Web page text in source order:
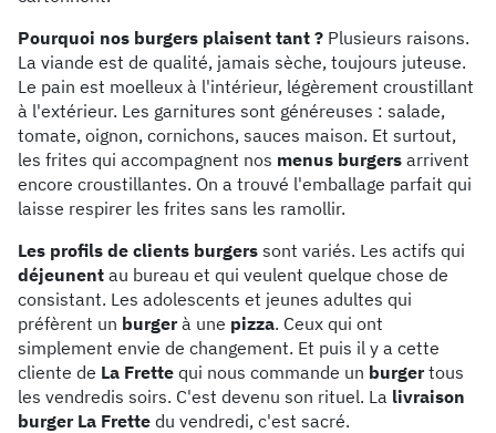
Pourquoi nos burgers plaisent tant ? Plusieurs raisons.
La viande est de qualité, jamais sèche, toujours juteuse.
Le pain est moelleux à l'intérieur, légèrement croustillant
à l'extérieur. Les garnitures sont généreuses : salade,
tomate, oignon, cornichons, sauces maison. Et surtout,
les frites qui accompagnent nos menus burgers arrivent
encore croustillantes. On a trouvé l'emballage parfait qui
laisse respirer les frites sans les ramollir.
Les profils de clients burgers sont variés. Les actifs qui
déjeunent au bureau et qui veulent quelque chose de
consistant. Les adolescents et jeunes adultes qui
préfèrent un burgerà une pizza. Ceux qui ont
simplement envie de changement. Et puis il y a cette
cliente de La Frette qui nous commande un burgertous
les vendredis soirs. C'est devenu son rituel. La livraison
burger La Frette du vendredi, c'est sacré.